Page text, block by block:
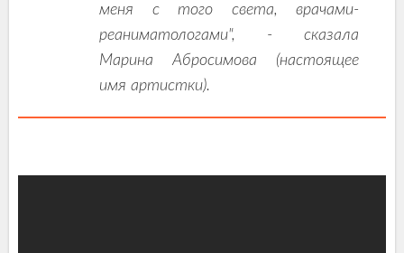
меня с того света, врачами-
реаниматологами", - сказала
Марина Абросимова (настоящее
имя артистки).